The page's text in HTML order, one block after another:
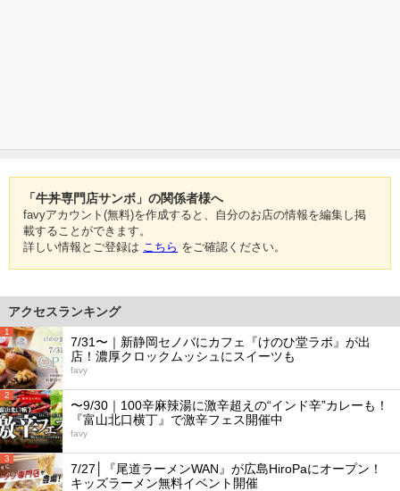
「牛丼専門店サンボ」の関係者様へ
favyアカウント(無料)を作成すると、自分のお店の情報を編集し掲
載することができます。
詳しい情報とご登録は こちら をご確認ください。
アクセスランキング
1
7/31〜｜新静岡セノバにカフェ『けのひ堂ラボ』が出
店！濃厚クロックムッシュにスイーツも
favy
2
〜9/30｜100辛麻辣湯に激辛超えの“インド辛”カレーも！
『富山北口横丁』で激辛フェス開催中
favy
3
7/27│『尾道ラーメンWAN』が広島HiroPaにオープン！
キッズラーメン無料イベント開催